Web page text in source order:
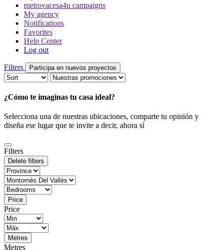
metrovacesa4u campaigns
My agency
Notifications
Favorites
Help Center
Log out
Filters Participa en nuevos proyectos
¿Cómo te imaginas tu casa ideal?
Selecciona una de nuestras ubicaciones, comparte tu opinión y
diseña ese lugar que te invite a decir, ahora sí
Filters
Delete filters
Price
Price
Metres
Metres